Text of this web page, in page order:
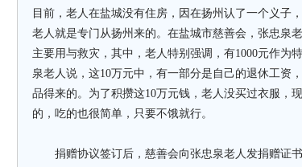
目前，老人在盐城没有住房，因在扬州认了一个义子
老人就是专门从扬州来的。在盐城市慈善会，张忠泉
主要用与救灾，其中，老人特别强调，有1000元作为
泉老人说，这10万元中，有一部分是自己的退休工资
品得来的。为了积攒这10万元钱，老人没买过衣服，
的，吃的也很简单，只要不饿就行。
捐赠协议签订后，慈善会向张忠泉老人发捐赠证书